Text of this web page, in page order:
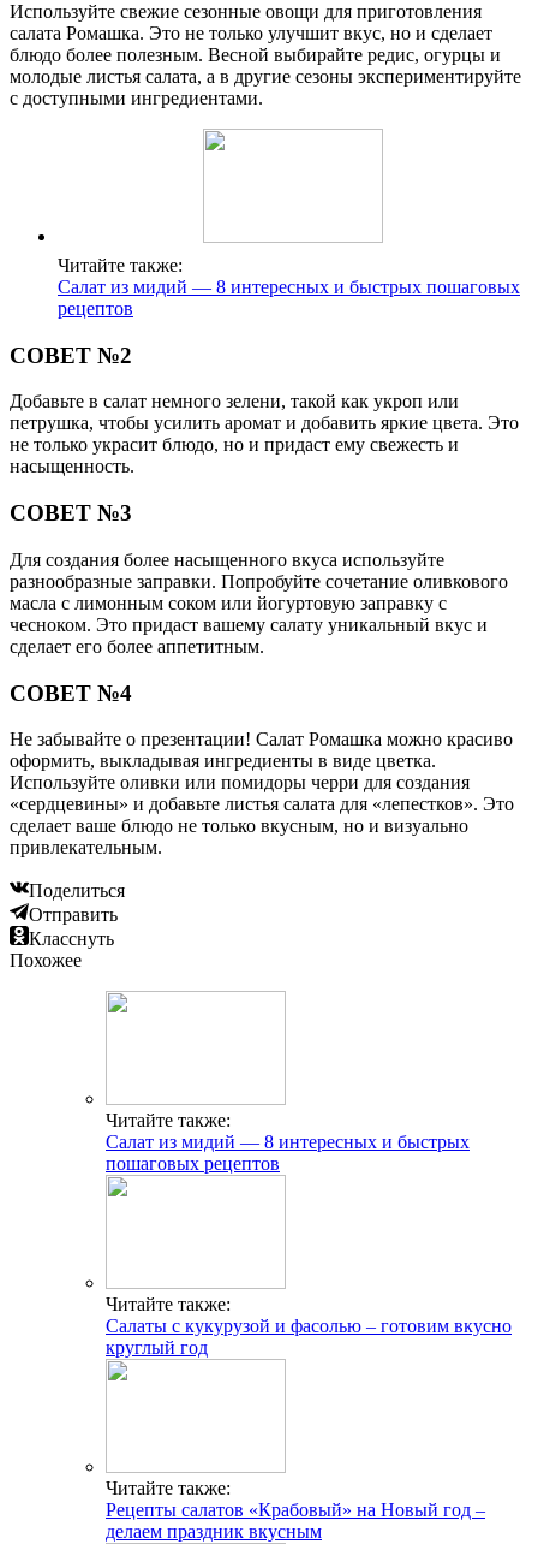
Используйте свежие сезонные овощи для приготовления
салата Ромашка. Это не только улучшит вкус, но и сделает
блюдо более полезным. Весной выбирайте редис, огурцы и
молодые листья салата, а в другие сезоны экспериментируйте
с доступными ингредиентами.
Читайте также:
Салат из мидий — 8 интересных и быстрых пошаговых
рецептов
СОВЕТ №2
Добавьте в салат немного зелени, такой как укроп или
петрушка, чтобы усилить аромат и добавить яркие цвета. Это
не только украсит блюдо, но и придаст ему свежесть и
насыщенность.
СОВЕТ №3
Для создания более насыщенного вкуса используйте
разнообразные заправки. Попробуйте сочетание оливкового
масла с лимонным соком или йогуртовую заправку с
чесноком. Это придаст вашему салату уникальный вкус и
сделает его более аппетитным.
СОВЕТ №4
Не забывайте о презентации! Салат Ромашка можно красиво
оформить, выкладывая ингредиенты в виде цветка.
Используйте оливки или помидоры черри для создания
«сердцевины» и добавьте листья салата для «лепестков». Это
сделает ваше блюдо не только вкусным, но и визуально
привлекательным.
Поделиться
Отправить
Класснуть
Похожее
Читайте также:
Салат из мидий — 8 интересных и быстрых
пошаговых рецептов
Читайте также:
Салаты с кукурузой и фасолью – готовим вкусно
круглый год
Читайте также:
Рецепты салатов «Крабовый» на Новый год –
делаем праздник вкусным